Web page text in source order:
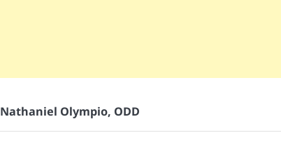
Nathaniel Olympio, ODD